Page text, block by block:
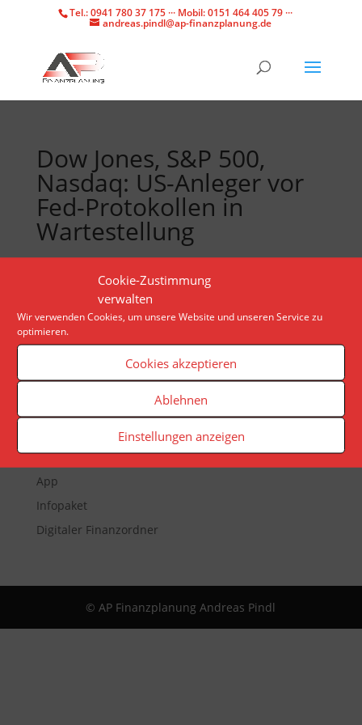
Cookie-Zustimmung
verwalten
Wir verwenden Cookies, um unsere Website und unseren Service zu
optimieren.
Cookies akzeptieren
Ablehnen
Einstellungen anzeigen
Tel.: 0941 780 37 175 ··· Mobil: 0151 464 405 79 ···
andreas.pindl@ap-finanzplanung.de
Dow Jones, S&P 500,
Nasdaq: US-Anleger vor
Fed-Protokollen in
Wartestellung
Investorinnen und Investoren warten auf die
Protokolle der jüngsten Sitzung der US-Notenbank.
Gewinner an der Wall Street ist die
Einzelhandelskette Target.
Reporting
App
Infopaket
Digitaler Finanzordner
© AP Finanzplanung Andreas Pindl